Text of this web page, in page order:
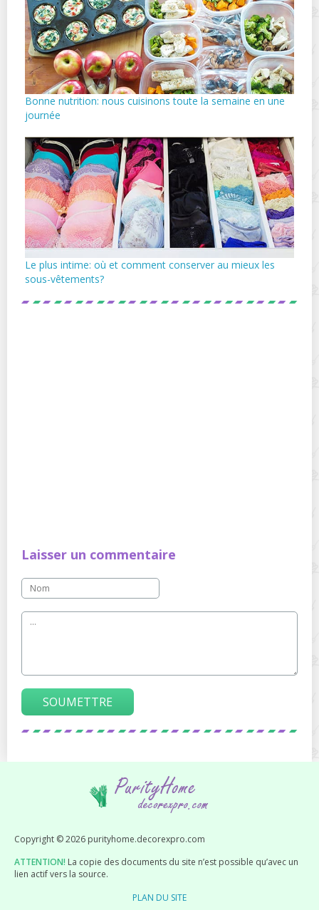
Bonne nutrition: nous cuisinons toute la semaine en une
journée
Le plus intime: où et comment conserver au mieux les
sous-vêtements?
Laisser un commentaire
SOUMETTRE
Copyright © 2026 purityhome.decorexpro.com
ATTENTION! La copie des documents du site n’est possible qu’avec un
lien actif vers la source.
PLAN DU SITE